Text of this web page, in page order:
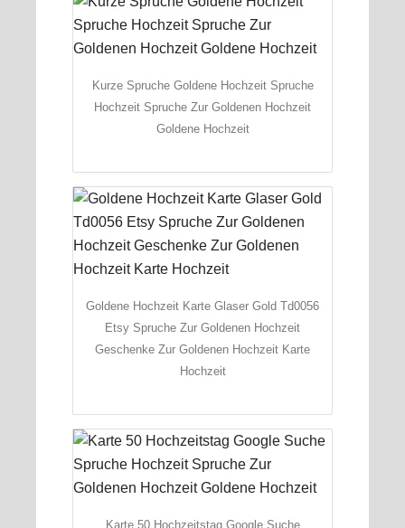
Kurze Spruche Goldene Hochzeit Spruche
Hochzeit Spruche Zur Goldenen Hochzeit
Goldene Hochzeit
Goldene Hochzeit Karte Glaser Gold Td0056
Etsy Spruche Zur Goldenen Hochzeit
Geschenke Zur Goldenen Hochzeit Karte
Hochzeit
Karte 50 Hochzeitstag Google Suche